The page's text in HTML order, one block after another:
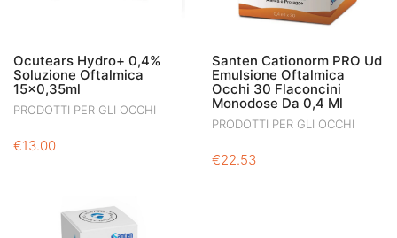
Ocutears Hydro+ 0,4%
Soluzione Oftalmica
15×0,35ml
PRODOTTI PER GLI OCCHI
€13.00
Santen Cationorm PRO Ud
Emulsione Oftalmica
Occhi 30 Flaconcini
Monodose Da 0,4 Ml
PRODOTTI PER GLI OCCHI
€22.53